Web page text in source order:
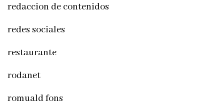
redaccion de contenidos
redes sociales
restaurante
rodanet
romuald fons